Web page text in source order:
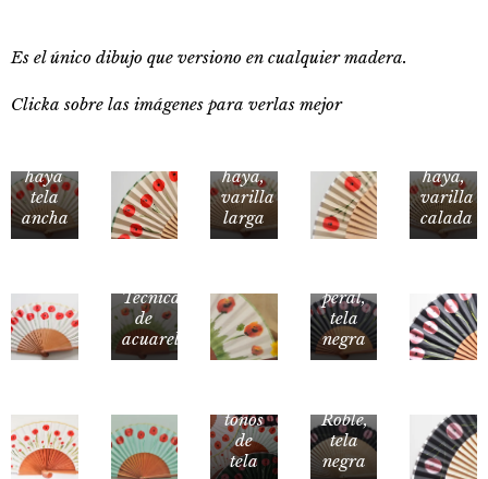
Es el único dibujo que versiono en cualquier madera.
Clicka sobre las imágenes para verlas mejor
haya
tela
ancha
haya,
varilla
larga
haya,
varilla
calada
Madera
de
peral,
modelo
Tecnica
de
acuarela
peral,
tela
negra
tonos
de
tela
Roble,
tela
negra